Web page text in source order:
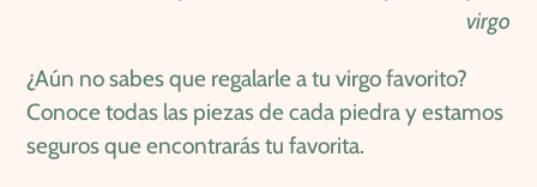
virgo
¿Aún no sabes que regalarle a tu virgo favorito?
Conoce todas las piezas de cada piedra y estamos
seguros que encontrarás tu favorita.